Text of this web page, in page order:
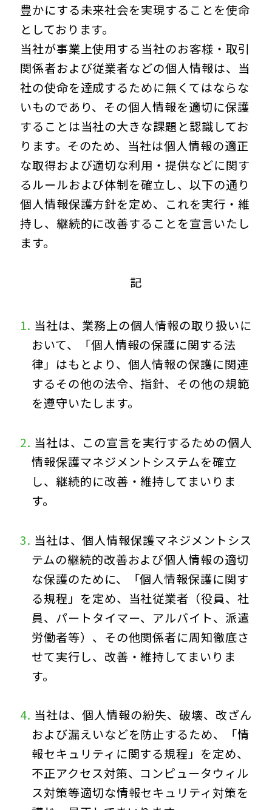
豊かにする未来社会を実現することを使命
としております。
当社が事業上使用する当社のお客様・取引
関係者および従業者などの個人情報は、当
社の使命を達成するために無くてはならな
いものであり、その個人情報を適切に保護
することは当社の大きな課題と認識してお
ります。そのため、当社は個人情報の適正
な取得および適切な利用・提供などに関す
るルールおよび体制を確立し、以下の通り
個人情報保護方針を定め、これを実行・維
持し、継続的に改善することを宣言いたし
ます。
記
当社は、業務上の個人情報の取り扱いに
おいて、「個人情報の保護に関する法
律」はもとより、個人情報の保護に関連
するその他の法令、指針、その他の規範
を遵守いたします。
当社は、この宣言を実行するための個人
情報保護マネジメントシステムを確立
し、継続的に改善・維持してまいりま
す。
当社は、個人情報保護マネジメントシス
テムの継続的改善および個人情報の適切
な保護のために、「個人情報保護に関す
る規程」を定め、当社従業者（役員、社
員、パートタイマー、アルバイト、派遣
労働者等）、その他関係者に周知徹底さ
せて実行し、改善・維持してまいりま
す。
当社は、個人情報の紛失、破壊、改ざん
および漏えいなどを防止するため、「情
報セキュリティに関する規程」を定め、
不正アクセス対策、コンピュータウィル
ス対策等適切な情報セキュリティ対策を